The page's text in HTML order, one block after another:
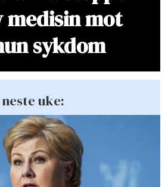
medisin mot
sykdom
uke: